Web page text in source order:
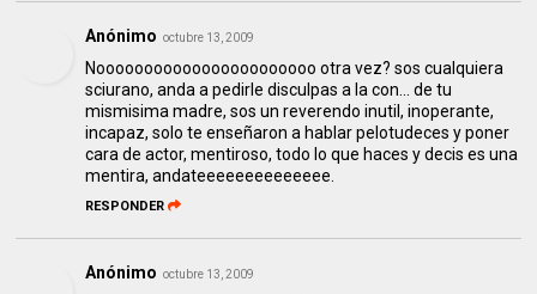
Anónimo octubre 13, 2009
Nooooooooooooooooooooooo otra vez? sos cualquiera
sciurano, anda a pedirle disculpas a la con... de tu
mismisima madre, sos un reverendo inutil, inoperante,
incapaz, solo te enseñaron a hablar pelotudeces y poner
cara de actor, mentiroso, todo lo que haces y decis es una
mentira, andateeeeeeeeeeeeee.
RESPONDER
Anónimo octubre 13, 2009